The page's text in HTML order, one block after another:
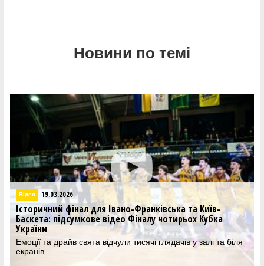
Новини по темі
Відео 19.03.2026
Історичний фінал для Івано-Франківська та Київ-
Баскета: підсумкове відео Фіналу чотирьох Кубка
України
Емоції та драйв свята відчули тисячі глядачів у залі та біля
екранів